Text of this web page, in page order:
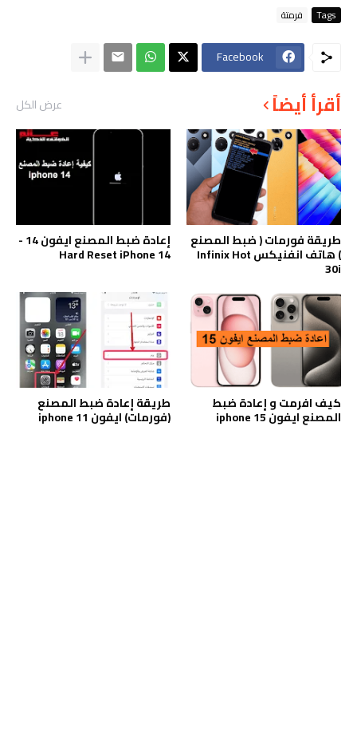
Tags فرمتة
Facebook
أقرأ أيضاً عرض الكل
طريقة فورمات ( ضبط المصنع
) هاتف انفنيكس Infinix Hot
30i
إعادة ضبط المصنع ايفون 14 -
Hard Reset iPhone 14
كيف افرمت و إعادة ضبط
المصنع ايفون iphone 15
طريقة إعادة ضبط المصنع
(فورمات) ايفون iphone 11